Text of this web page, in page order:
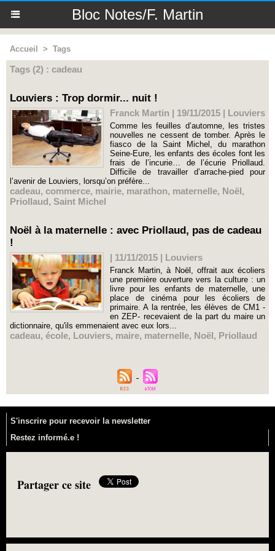
Bloc Notes/F. Martin
Accueil > Tags
Tags (2) : cadeau
Louviers : Trop dormir... nuit !
Franck Martin | 19/11/2015 | Louviers
Comme les feuilles d’automne, les tristes
nouvelles ne cessent de tomber. Après le
fiasco de la Saint Michel, du marathon
Seine-Eure, les enfants des écoles font les
frais de l’incurie… de l’écurie Priollaud.
Difficile de travailler d’arrache-pied pour
l’avenir de Louviers, lorsqu’on préfère...
cadeau, commerce, mairie, marathon, maternelle, Noël,
Priollaud, Saint Michel
Noël à la maternelle : avec Priollaud, pas de cadeau
!
| 11/11/2015 | Louviers
Franck Martin, à Noël, offrait aux écoliers
une première ouverture vers la culture : un
livre pour les enfants de maternelle, une
place de cinéma pour les écoliers de
primaire. A la rentrée, les élèves de CM1 -
en ZEP- recevaient de la part du maire un
dictionnaire, qu'ils emmenaient avec eux lors...
cadeau, école, Louviers, maire, maternelle, Noël, Priollaud
S'inscrire pour recevoir la newsletter
Restez informé.e !
Partager ce site